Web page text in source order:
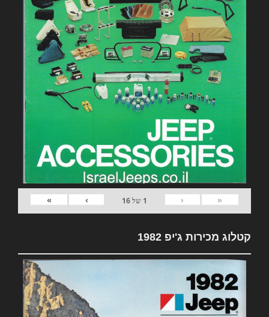
«
‹
1 של16
›
»
קטלוג מכירות ג'יפ 1982